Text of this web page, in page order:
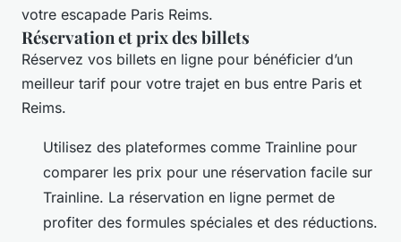
votre escapade Paris Reims.
Réservation et prix des billets
Réservez vos billets en ligne pour bénéficier d’un
meilleur tarif pour votre trajet en bus entre Paris et
Reims.
Utilisez des plateformes comme Trainline pour
comparer les prix pour une réservation facile sur
Trainline. La réservation en ligne permet de
profiter des formules spéciales et des réductions.